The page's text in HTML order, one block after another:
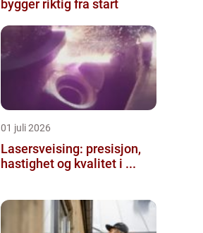
bygger riktig fra start
01 juli 2026
Lasersveising: presisjon,
hastighet og kvalitet i ...